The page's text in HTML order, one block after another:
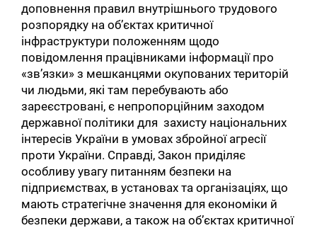
доповнення правил внутрішнього трудового
розпорядку на об’єктах критичної
інфраструктури положенням щодо
повідомлення працівниками інформації про
«зв’язки» з мешканцями окупованих територій
чи людьми, які там перебувають або
зареєстровані, є непропорційним заходом
державної політики для захисту національних
інтересів України в умовах збройної агресії
проти України. Справді, Закон приділяє
особливу увагу питанням безпеки на
підприємствах, в установах та організаціях, що
мають стратегічне значення для економіки й
безпеки держави, а також на об’єктах критичної